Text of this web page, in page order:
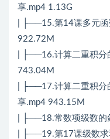
享.mp4 1.13G
| ├──15.第14课多元
922.72M
| ├──16.计算二重积分
743.04M
| ├──17.计算二重积分
享.mp4 943.15M
| ├──18.常数项级数的
| ├──19.第17课级数